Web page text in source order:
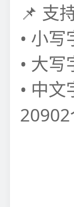
📌 支
• 小写
• 大写
• 中